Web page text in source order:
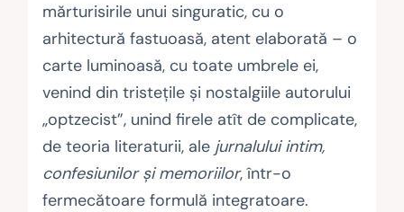
mărturisirile unui singuratic, cu o
arhitectură fastuoasă, atent elaborată – o
carte luminoasă, cu toate umbrele ei,
venind din tristeţile şi nostalgiile autorului
„optzecist”, unind firele atît de complicate,
de teoria literaturii, ale jurnalului intim,
confesiunilor şi memoriilor, într-o
fermecătoare formulă integratoare.